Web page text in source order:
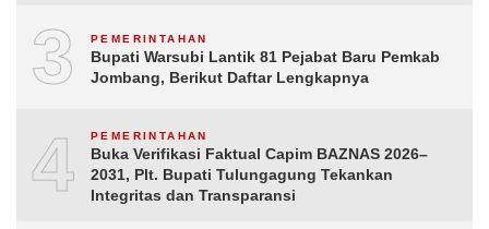
3 PEMERINTAHAN
Bupati Warsubi Lantik 81 Pejabat Baru Pemkab
Jombang, Berikut Daftar Lengkapnya
4 PEMERINTAHAN
Buka Verifikasi Faktual Capim BAZNAS 2026–
2031, Plt. Bupati Tulungagung Tekankan
Integritas dan Transparansi